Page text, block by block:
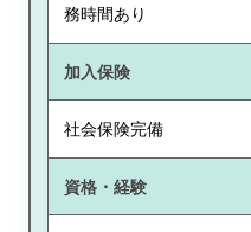
務時間あり
加入保険
社会保険完備
資格・経験